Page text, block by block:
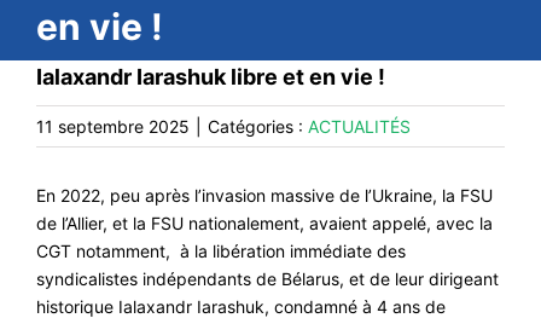
#ACTUALITÉS
LA FSU 03
PUBLICATIONS
CONTACT
#ACTIONS
en vie !
Ialaxandr Iarashuk libre et en vie !
11 septembre 2025 Catégories : ACTUALITÉS
En 2022, peu après l’invasion massive de l’Ukraine, la FSU
de l’Allier, et la FSU nationalement, avaient appelé, avec la
CGT notamment, à la libération immédiate des
syndicalistes indépendants de Bélarus, et de leur dirigeant
historique Ialaxandr Iarashuk, condamné à 4 ans de